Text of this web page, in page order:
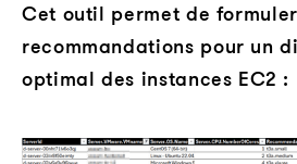
Cet outil permet de
recommandations pour un
optimal des instances EC2 :